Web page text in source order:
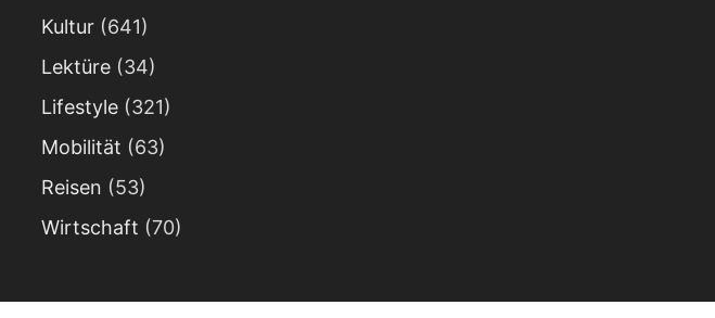
Kultur (641)
Lektüre (34)
Lifestyle (321)
Mobilität (63)
Reisen (53)
Wirtschaft (70)